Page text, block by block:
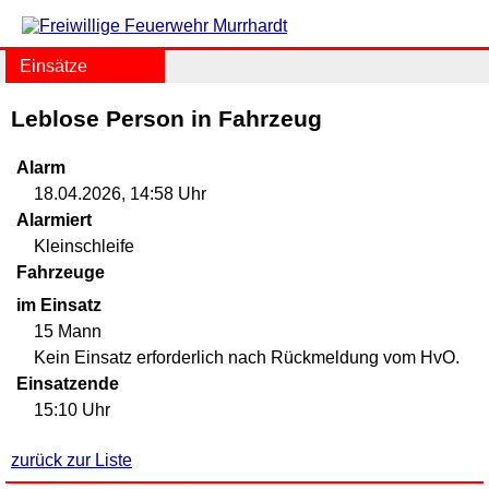
Einsätze
Leblose Person in Fahrzeug
Alarm
18.04.2026, 14:58 Uhr
Alarmiert
Kleinschleife
Fahrzeuge
im Einsatz
15 Mann
Kein Einsatz erforderlich nach Rückmeldung vom HvO.
Einsatzende
15:10 Uhr
zurück zur Liste